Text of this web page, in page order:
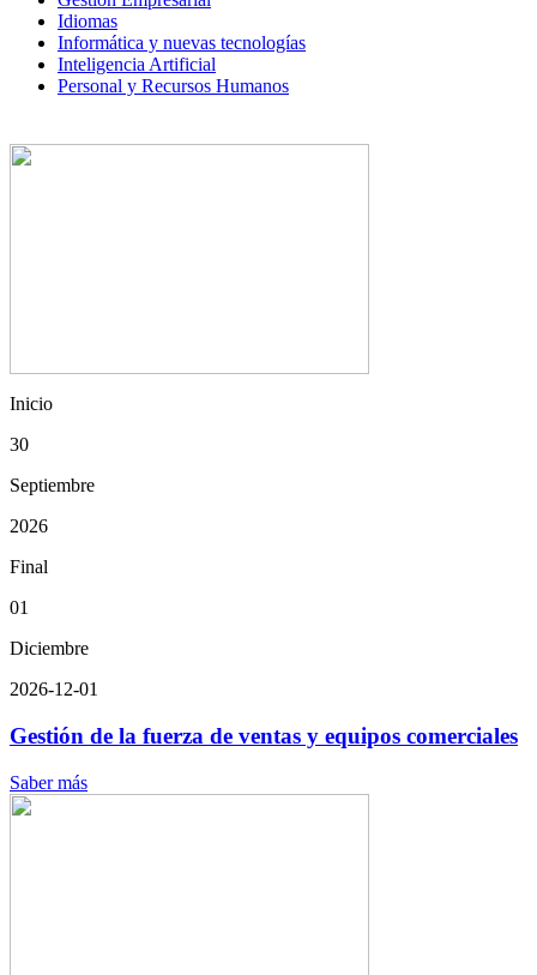
Idiomas
Informática y nuevas tecnologías
Inteligencia Artificial
Personal y Recursos Humanos
Inicio
30
Septiembre
2026
Final
01
Diciembre
2026-12-01
Gestión de la fuerza de ventas y equipos comerciales
Saber más